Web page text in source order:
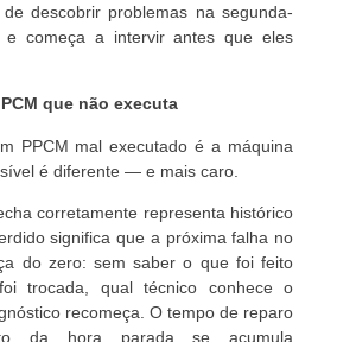
descobrir problemas na segunda-
começa a intervir antes que eles
que não executa
PPCM mal executado é a máquina
é diferente — e mais caro.
corretamente representa histórico
significa que a próxima falha no
do zero: sem saber o que foi feito
trocada, qual técnico conhece o
recomeça. O tempo de reparo
da hora parada se acumula